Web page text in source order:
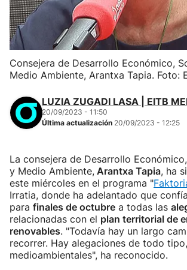
Consejera de Desarrollo Económico,
Medio Ambiente, Arantxa Tapia. Foto:
LUZIA ZUGADI LASA | EITB
20/09/2023 - 11:50
Última actualización 20/09/2023 - 12:25
La consejera de Desarrollo
y Medio Ambiente, Arantxa Tapia, ha
este miércoles en el programa "
Irratia, donde ha adelantado que
para finales de octubre a todas las
relacionadas con el plan territorial de
renovables. "Todavía hay un largo
recorrer. Hay alegaciones de todo
medioambientales", ha reconocido.